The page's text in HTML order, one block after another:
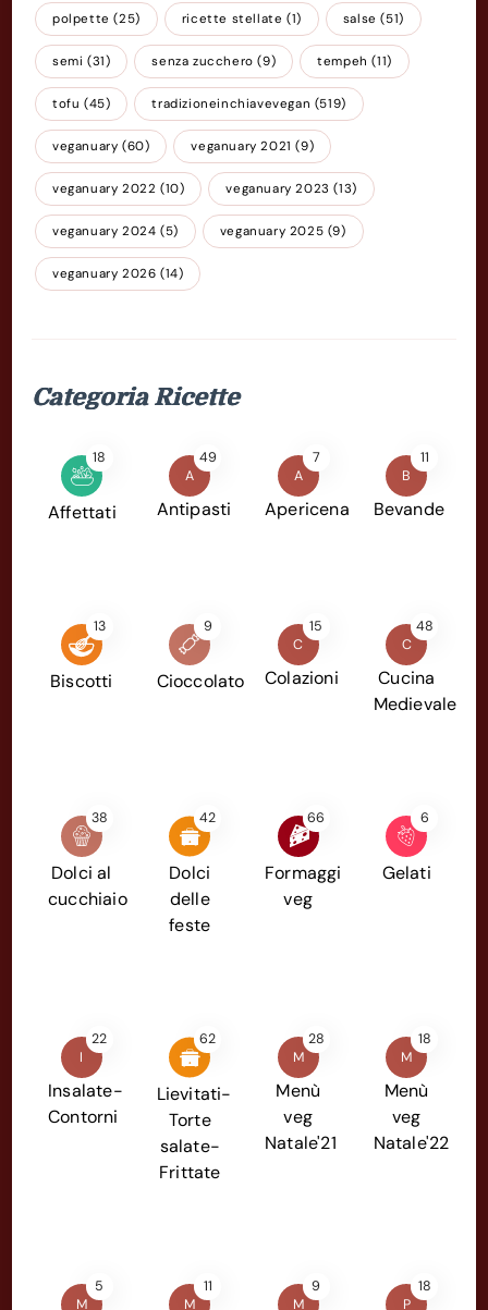
polpette (25) ricette stellate (1) salse (51)
semi (31) senza zucchero (9) tempeh (11)
tofu (45) tradizioneinchiavevegan (519)
veganuary (60) veganuary 2021 (9)
veganuary 2022 (10) veganuary 2023 (13)
veganuary 2024 (5) veganuary 2025 (9)
veganuary 2026 (14)
Categoria Ricette
18
Affettati
A
49
Antipasti
A
7
Apericena
B
11
Bevande
13
Biscotti
9
Cioccolato
C
15
Colazioni
C
48
Cucina
Medievale
38
Dolci al
cucchiaio
42
Dolci
delle
feste
66
Formaggi
veg
6
Gelati
I
22
Insalate-
Contorni
62
Lievitati-
Torte
salate-
Frittate
M
28
Menù
veg
Natale'21
M
18
Menù
veg
Natale'22
M
5
M
11
M
9
P
18